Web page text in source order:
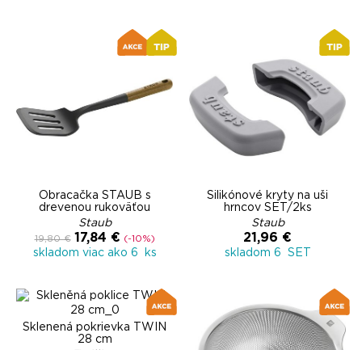
Obracačka STAUB s
drevenou rukoväťou
Staub
19,80 € 17,84 € (-10%)
skladom viac ako 6 ks
Silikónové kryty na uši
hrncov SET/2ks
Staub
21,96 €
skladom 6 SET
Sklenená pokrievka TWIN
28 cm